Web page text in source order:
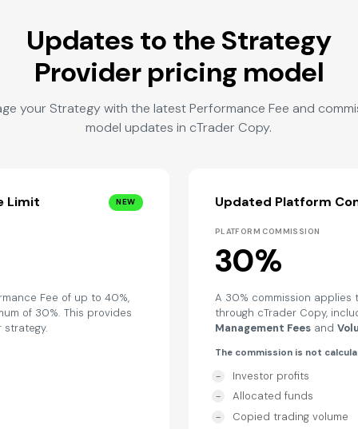
Updates to the Strategy
Provider pricing model
your Strategy with the latest Performance Fee and
model updates in cTrader Copy.
Limit NEW
Fee of up to 40%,
of 30%. This provides
strategy.
Updated Platform
PLATFORM COMMISSION
30%
A 30% commission
through cTrader Copy,
Management Feesand
The commission is not
Investor profits
Allocated funds
Copied trading volume